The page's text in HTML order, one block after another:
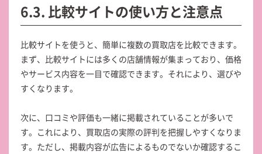
6.3. 比較サイトの使い方と注意点
比較サイトを使うと、簡単に複数の買取店を比較できます。
まず、比較サイトには多くの店舗情報が集まっており、価格
やサービス内容を一目で確認できます。それにより、選びや
すくなります。
次に、口コミや評価も一緒に掲載されていることが多いで
す。これにより、買取店の実際の評判を把握しやすくなりま
す。ただし、掲載内容が広告によるものでないか確認するこ